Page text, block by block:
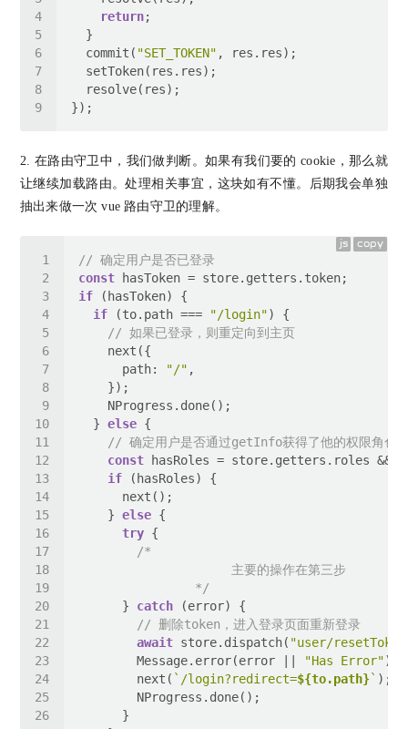
return
  commit(
"SET_TOKEN"
2. 在路由守卫中，我们做判断。如果有我们要的 cookie，那么就
让继续加载路由。处理相关事宜，这块如有不懂。后期我会单独
抽出来做一次 vue 路由守卫的理解。
js copy
// 确定用户是否已登录
const
if
if (to.path === "/login"
// 如果已登录，则重定向到主页
path: "/"
  }
else
// 确定用户是否通过getInfo获得了他的权限角色
const hasRoles = store.getters.roles
if
    }
else
try
                */
      }
catch
// 删除token，进入登录页面重新登录
await store.dispatch( "user/
        Message.error(error ||
"Has Error"
        next(
`/login?redirect=${to.path}`